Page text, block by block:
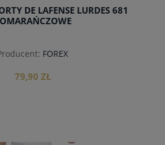
DE LAFENSE LURDES 681
FOREX
79,90 ZŁ